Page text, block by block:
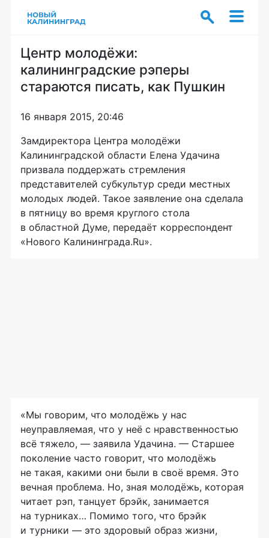
Центр молодёжи:
калининградские рэперы
стараются писать, как Пушкин
16 января 2015, 20:46
Замдиректора Центра молодёжи
Калининградской области Елена Удачина
призвала поддержать стремления
представителей субкультур среди местных
молодых людей. Такое заявление она сделала
в пятницу во время круглого стола
в областной Думе, передаёт корреспондент
«Нового Калининграда.Ru».
«Мы говорим, что молодёжь у нас
неуправляемая, что у неё с нравственностью
всё тяжело, — заявила Удачина. — Старшее
поколение часто говорит, что молодёжь
не такая, какими они были в своё время. Это
вечная проблема. Но, зная молодёжь, которая
читает рэп, танцует брэйк, занимается
на турниках… Помимо того, что брэйк
и турники — это здоровый образ жизни,